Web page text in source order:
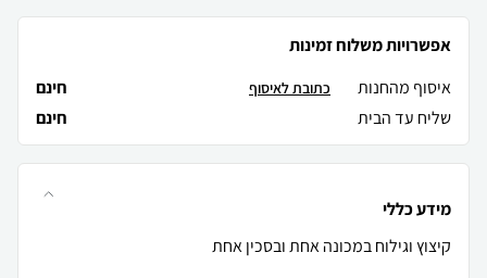
אפשרויות משלוח זמינות
איסוף מהחנות
חינם כתובת לאיסוף
שליח עד הבית חינם
מידע כללי